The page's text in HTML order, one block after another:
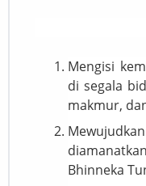
Mengisi
di segala
makmur,
Bhinneka